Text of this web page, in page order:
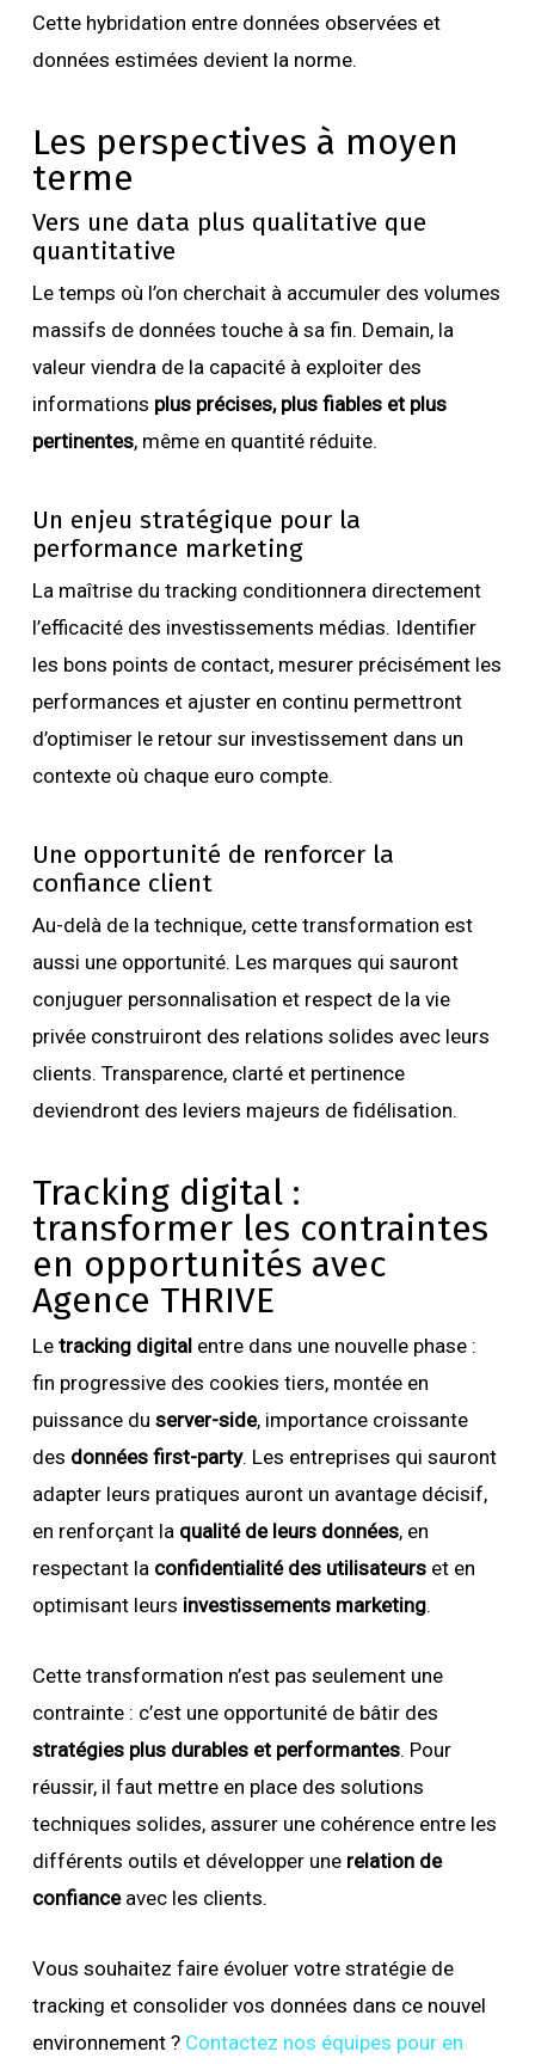
Cette hybridation entre données observées et
données estimées devient la norme.
Les perspectives à moyen
terme
Vers une data plus qualitative que
quantitative
Le temps où l’on cherchait à accumuler des volumes
massifs de données touche à sa fin. Demain, la
valeur viendra de la capacité à exploiter des
informations plus précises, plus fiables et plus
pertinentes, même en quantité réduite.
Un enjeu stratégique pour la
performance marketing
La maîtrise du tracking conditionnera directement
l’efficacité des investissements médias. Identifier
les bons points de contact, mesurer précisément les
performances et ajuster en continu permettront
d’optimiser le retour sur investissement dans un
contexte où chaque euro compte.
Une opportunité de renforcer la
confiance client
Au-delà de la technique, cette transformation est
aussi une opportunité. Les marques qui sauront
conjuguer personnalisation et respect de la vie
privée construiront des relations solides avec leurs
clients. Transparence, clarté et pertinence
deviendront des leviers majeurs de fidélisation.
Tracking digital :
transformer les contraintes
en opportunités avec
Agence THRIVE
Le tracking digital entre dans une nouvelle phase :
fin progressive des cookies tiers, montée en
puissance du server-side, importance croissante
des données first-party. Les entreprises qui sauront
adapter leurs pratiques auront un avantage décisif,
en renforçant la qualité de leurs données, en
respectant la confidentialité des utilisateurset en
optimisant leurs investissements marketing.
Cette transformation n’est pas seulement une
contrainte : c’est une opportunité de bâtir des
stratégies plus durables et performantes. Pour
réussir, il faut mettre en place des solutions
techniques solides, assurer une cohérence entre les
différents outils et développer une relation de
confianceavec les clients.
Vous souhaitez faire évoluer votre stratégie de
tracking et consolider vos données dans ce nouvel
environnement ? Contactez nos équipes pour en